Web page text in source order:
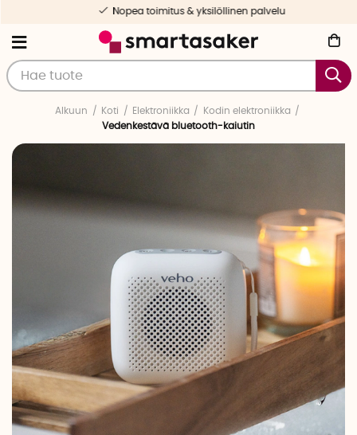
Nopea toimitus & yksilöllinen palvelu
Alkuun Koti Elektroniikka
Kodin elektroniikka
Vedenkestävä bluetooth-kaiutin